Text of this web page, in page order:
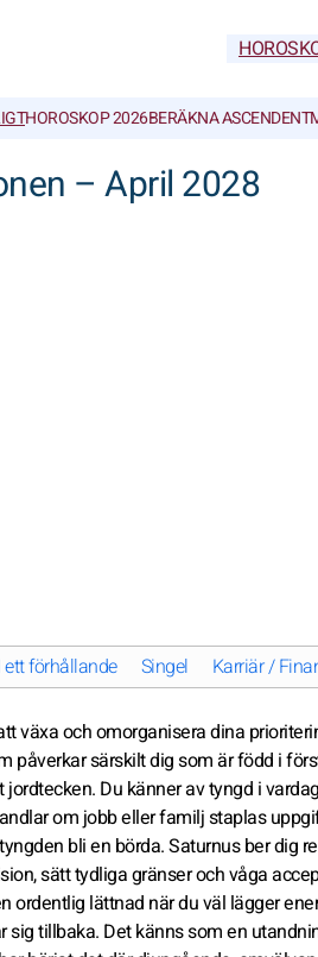
HOROSKOP 2026BERÄKNA ASCENDENT
– April 2028
ett förhållande Singel Karriär /
växa och omorganisera dina
påverkar särskilt dig som är född i
Du känner av tyngd i
om jobb eller familj staplas
bli en börda. Saturnus ber dig
sätt tydliga gränser och våga
ordentlig lättnad när du väl lägger
sig tillbaka. Det känns som en